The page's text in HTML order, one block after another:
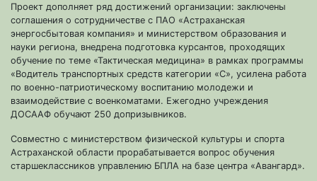
Проект дополняет ряд достижений организации: заключены
соглашения о сотрудничестве с ПАО «Астраханская
энергосбытовая компания» и министерством образования и
науки региона, внедрена подготовка курсантов, проходящих
обучение по теме «Тактическая медицина» в рамках программы
«Водитель транспортных средств категории «С», усилена работа
по военно-патриотическому воспитанию молодежи и
взаимодействие с военкоматами. Ежегодно учреждения
ДОСААФ обучают 250 допризывников.
Совместно с министерством физической культуры и спорта
Астраханской области прорабатывается вопрос обучения
старшеклассников управлению БПЛА на базе центра «Авангард».